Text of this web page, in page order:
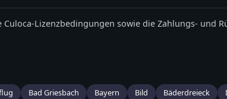
Culoca-Lizenzbedingungen sowie die Zahlungs- und
Bad Griesbach Bayern Bild Bäderdreieck